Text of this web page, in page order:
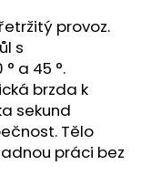
provoz.
s
a 45 °.
brzda k
sekund
Tělo
práci bez